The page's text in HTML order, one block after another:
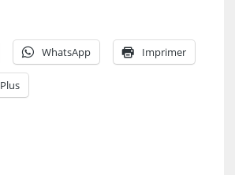
WhatsApp Imprimer
Plus